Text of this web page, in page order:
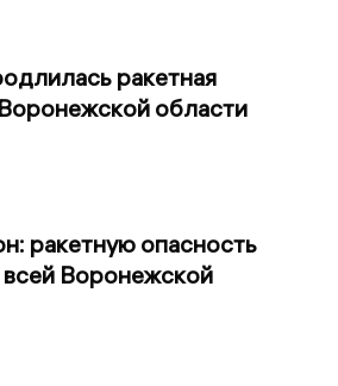
ракетная
области
ракетную опасность
Воронежской